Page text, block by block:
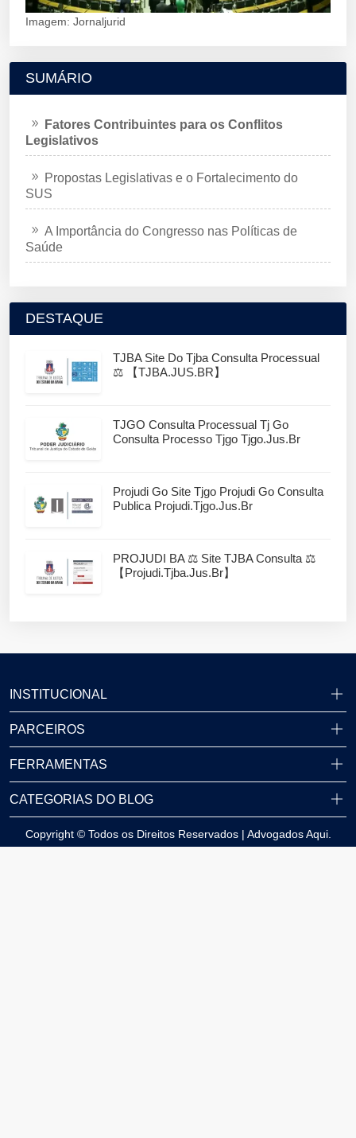
Imagem: Jornaljurid
SUMÁRIO
Fatores Contribuintes para os Conflitos
Legislativos
Propostas Legislativas e o Fortalecimento do
SUS
A Importância do Congresso nas Políticas de
Saúde
DESTAQUE
TJBA Site Do Tjba Consulta Processual
⚖️ 【TJBA.JUS.BR】
TJGO Consulta Processual Tj Go
Consulta Processo Tjgo Tjgo.jus.br
Projudi Go Site Tjgo Projudi Go Consulta
Publica Projudi.tjgo.jus.br
PROJUDI BA ⚖️ Site TJBA Consulta ⚖️
【projudi.tjba.jus.br】
INSTITUCIONAL
PARCEIROS
FERRAMENTAS
CATEGORIAS DO BLOG
Copyright © Todos os Direitos Reservados | Advogados Aqui.